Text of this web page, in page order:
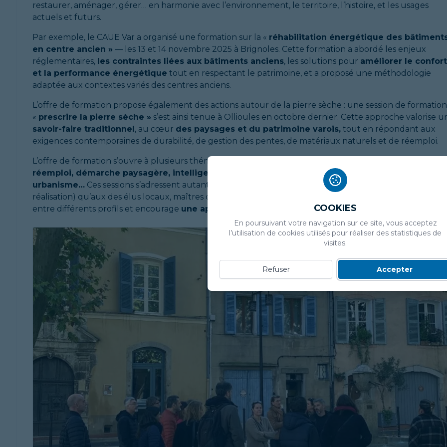
restaurer, aménager, gérer… en harmonie avec l’environnement, le territoire, l’histoire, et les usages
actuels et futurs.
Par exemple, le CAUE Var a organisé une formation sur la « réhabilitation énergétique des
en centre ancien » — les 13 et 14 novembre 2025 à Brignoles. Cette formation a abordé les enjeux
réglementaires, les contraintes liées aux bâtiments anciens, les solutions pour améliorer le confort
et la performance énergétique tout en respectant le patrimoine, et a proposé une méthodologie
adaptée aux contextes variés des centres anciens.
L’offre de formation propose également des actions autour de la pierre sèche : une session de formation
« prescrire la pierre sèche » s’est ainsi tenue à Ollioules en octobre dernier. Cette approche valorise
savoir-faire traditionnel, au cœur des paysages et du patrimoine varois, tout en répondant aux
exigences contemporaines de durabilité, de gestion des pentes, de matériaux naturels et de réemploi.
L’offre de formation s’ouvre à plusieurs thématiques :
réemploi, démarche paysagère, intelligence collective, techniques traditionnelles, éco-
urbanisme… Ces sessions s’adressent autant aux techniciens et praticiens (de la conception et de la
réalisation) qu’aux des élus locaux, maîtres d’ouvrage ou acteurs publics — ce qui permet des échanges
entre différents profils et encourage une approche transversale des projets.
COOKIES
En poursuivant votre navigation sur ce site, vous acceptez
l’utilisation de cookies utilisés pour réaliser des statistiques de
visites.
Refuser Accepter